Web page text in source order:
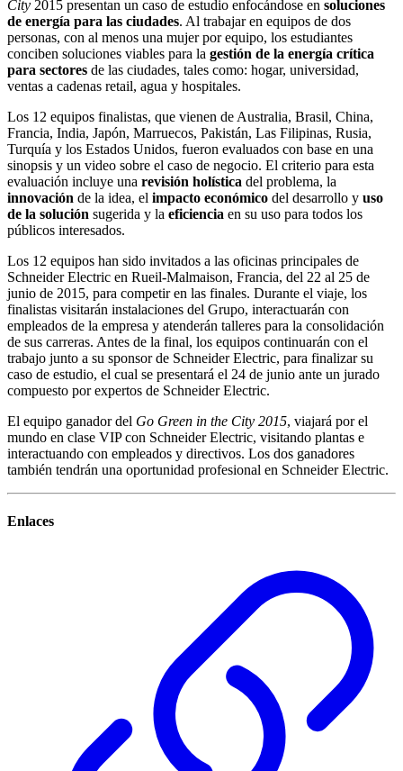
City 2015 presentan un caso de estudio enfocándose en soluciones
de energía para las ciudades. Al trabajar en equipos de dos
personas, con al menos una mujer por equipo, los estudiantes
conciben soluciones viables para la gestión de la energía crítica
para sectores de las ciudades, tales como: hogar, universidad,
ventas a cadenas retail, agua y hospitales.
Los 12 equipos finalistas, que vienen de Australia, Brasil, China,
Francia, India, Japón, Marruecos, Pakistán, Las Filipinas, Rusia,
Turquía y los Estados Unidos, fueron evaluados con base en una
sinopsis y un video sobre el caso de negocio. El criterio para esta
evaluación incluye una revisión holística del problema, la
innovación de la idea, el impacto económico del desarrollo y uso
de la solución sugerida y la eficiencia en su uso para todos los
públicos interesados.
Los 12 equipos han sido invitados a las oficinas principales de
Schneider Electric en Rueil-Malmaison, Francia, del 22 al 25 de
junio de 2015, para competir en las finales. Durante el viaje, los
finalistas visitarán instalaciones del Grupo, interactuarán con
empleados de la empresa y atenderán talleres para la consolidación
de sus carreras. Antes de la final, los equipos continuarán con el
trabajo junto a su sponsor de Schneider Electric, para finalizar su
caso de estudio, el cual se presentará el 24 de junio ante un jurado
compuesto por expertos de Schneider Electric.
El equipo ganador del Go Green in the City 2015, viajará por el
mundo en clase VIP con Schneider Electric, visitando plantas e
interactuando con empleados y directivos. Los dos ganadores
también tendrán una oportunidad profesional en Schneider Electric.
Enlaces